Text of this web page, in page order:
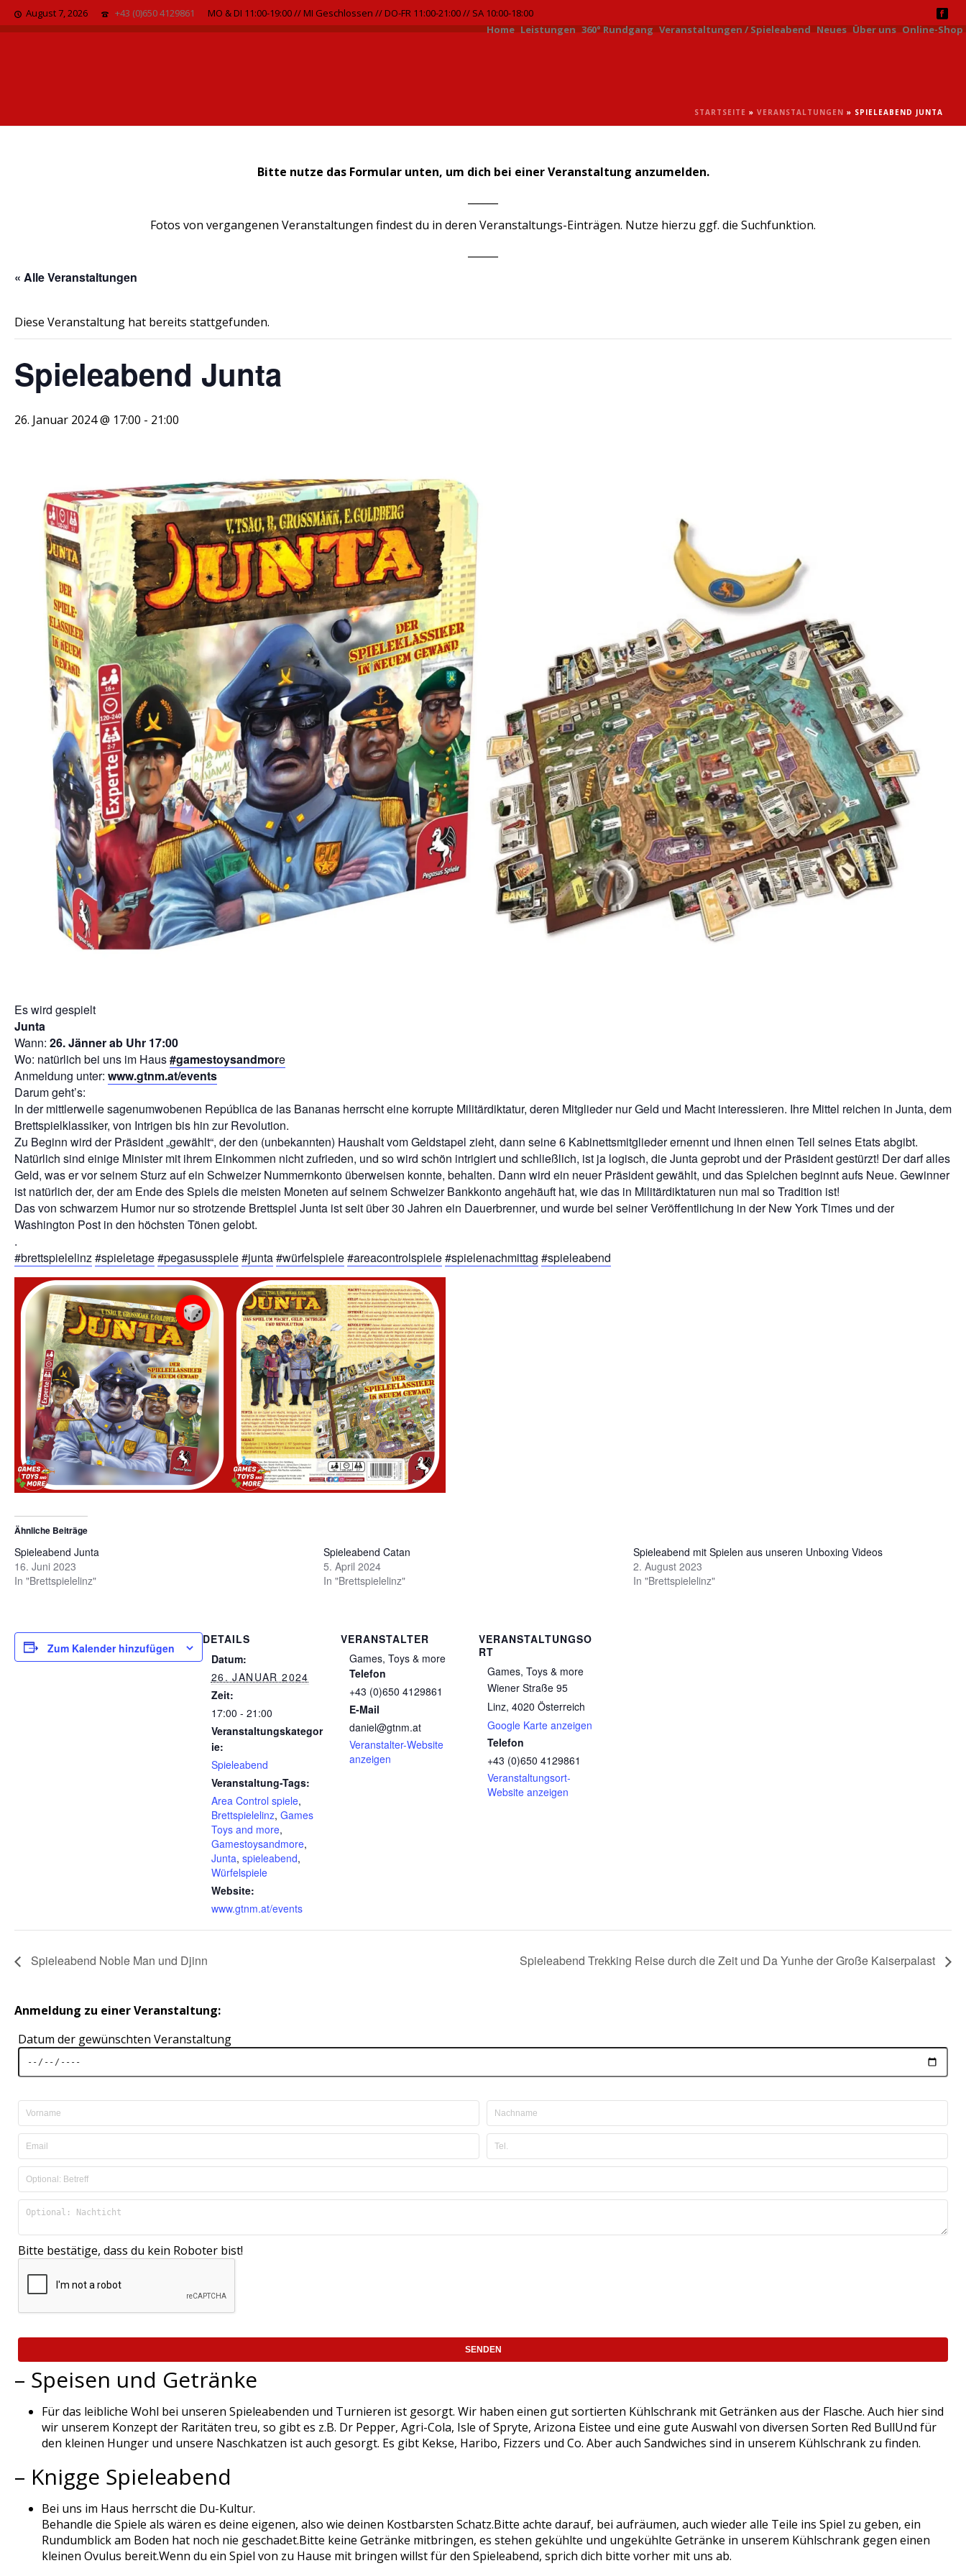
August 7, 2026 +43 (0)650 4129861
MO & DI 11:00-19:00 // MI Geschlossen // DO-FR 11:00-21:00 // SA 10:00-18:00
Home Leistungen 360° Rundgang Veranstaltungen / Spieleabend Neues Über uns Online-Shop
STARTSEITE » VERANSTALTUNGEN » SPIELEABEND JUNTA
Bitte nutze das Formular unten, um dich bei einer Veranstaltung anzumelden.
Fotos von vergangenen Veranstaltungen findest du in deren Veranstaltungs-Einträgen. Nutze hierzu ggf. die Suchfunktion.
« Alle Veranstaltungen
Diese Veranstaltung hat bereits stattgefunden.
Spieleabend Junta
26. Januar 2024 @ 17:00 - 21:00
Es wird gespielt
Junta
Wann: 26. Jänner ab Uhr 17:00
Wo: natürlich bei uns im Haus#gamestoysandmore
Anmeldung unter: www.gtnm.at/events
Darum geht’s:
In der mittlerweile sagenumwobenen República de las Bananas herrscht eine korrupte Militärdiktatur, deren Mitglieder nur Geld und Macht interessieren. Ihre Mittel reichen in Junta, dem
Brettspielklassiker, von Intrigen bis hin zur Revolution.
Zu Beginn wird der Präsident „gewählt“, der den (unbekannten) Haushalt vom Geldstapel zieht, dann seine 6 Kabinettsmitglieder ernennt und ihnen einen Teil seines Etats abgibt.
Natürlich sind einige Minister mit ihrem Einkommen nicht zufrieden, und so wird schön intrigiert und schließlich, ist ja logisch, die Junta geprobt und der Präsident gestürzt! Der darf alles
Geld, was er vor seinem Sturz auf ein Schweizer Nummernkonto überweisen konnte, behalten. Dann wird ein neuer Präsident gewählt, und das Spielchen beginnt aufs Neue. Gewinner
ist natürlich der, der am Ende des Spiels die meisten Moneten auf seinem Schweizer Bankkonto angehäuft hat, wie das in Militärdiktaturen nun mal so Tradition ist!
Das von schwarzem Humor nur so strotzende Brettspiel Junta ist seit über 30 Jahren ein Dauerbrenner, und wurde bei seiner Veröffentlichung in der New York Times und der
Washington Post in den höchsten Tönen gelobt.
.
#brettspielelinz#spieletage#pegasusspiele#junta#würfelspiele#areacontrolspiele#spielenachmittag #spieleabend
Ähnliche Beiträge
Spieleabend Junta
16. Juni 2023
In "Brettspielelinz"
Spieleabend Catan
5. April 2024
In "Brettspielelinz"
Spieleabend mit Spielen aus unseren Unboxing Videos
2. August 2023
In "Brettspielelinz"
Zum Kalender hinzufügen
DETAILS
Datum:
26. JANUAR 2024
Zeit:
17:00 - 21:00
Veranstaltungskategor
ie:
Spieleabend
Veranstaltung-Tags:
Area Control spiele,
Brettspielelinz, Games
Toys and more,
Gamestoysandmore,
Junta, spieleabend,
Würfelspiele
Website:
www.gtnm.at/events
VERANSTALTER
Games, Toys & more
Telefon
+43 (0)650 4129861
E-Mail
daniel@gtnm.at
Veranstalter-Website
anzeigen
VERANSTALTUNGSO
RT
Games, Toys & more
Wiener Straße 95
Linz, 4020 Österreich
Google Karte anzeigen
Telefon
+43 (0)650 4129861
Veranstaltungsort-
Website anzeigen
Spieleabend Noble Man und Djinn Spieleabend Trekking Reise durch die Zeit und Da Yunhe der Große Kaiserpalast
Anmeldung zu einer Veranstaltung:
Datum der gewünschten Veranstaltung
Bitte bestätige, dass du kein Roboter bist!
– Speisen und Getränke
Für das leibliche Wohl bei unseren Spieleabenden und Turnieren ist gesorgt. Wir haben einen gut sortierten Kühlschrank mit Getränken aus der Flasche. Auch hier sind
wir unserem Konzept der Raritäten treu, so gibt es z.B. Dr Pepper, Agri-Cola, Isle of Spryte, Arizona Eistee und eine gute Auswahl von diversen Sorten Red BullUnd für
den kleinen Hunger und unsere Naschkatzen ist auch gesorgt. Es gibt Kekse, Haribo, Fizzers und Co. Aber auch Sandwiches sind in unserem Kühlschrank zu finden.
– Knigge Spieleabend
Bei uns im Haus herrscht die Du-Kultur.
Behandle die Spiele als wären es deine eigenen, also wie deinen Kostbarsten Schatz.Bitte achte darauf, bei aufräumen, auch wieder alle Teile ins Spiel zu geben, ein
Rundumblick am Boden hat noch nie geschadet.Bitte keine Getränke mitbringen, es stehen gekühlte und ungekühlte Getränke in unserem Kühlschrank gegen einen
kleinen Ovulus bereit.Wenn du ein Spiel von zu Hause mit bringen willst für den Spieleabend, sprich dich bitte vorher mit uns ab.